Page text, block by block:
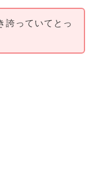
誇っていてとっ